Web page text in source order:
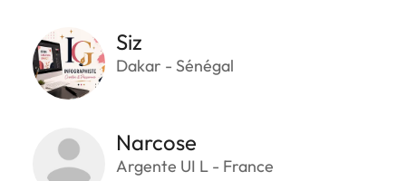
Siz
Dakar - Sénégal
Narcose
Argente UI L - France